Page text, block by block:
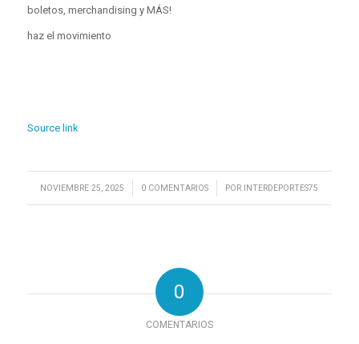
boletos, merchandising y MÁS!
haz el movimiento
Source link
NOVIEMBRE 25, 2025
/ 0 COMENTARIOS
/ POR INTERDEPORTES75
0
COMENTARIOS